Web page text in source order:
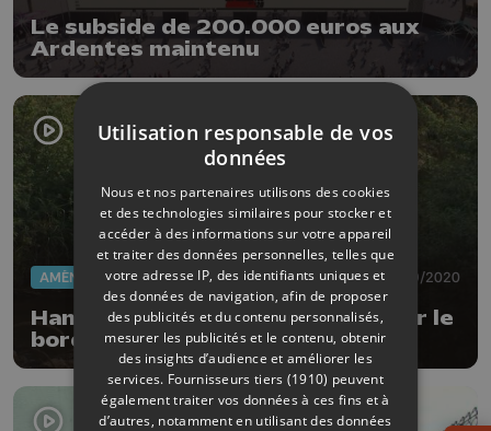
Le subside de 200.000 euros aux
Ardentes maintenu
AMÉNAGEMENT DU TERRITOIRE 24/09/2020
Hannut veut restaurer la flore sur le
bord de la Mehaigne
Utilisation responsable de vos
données
Nous et nos partenaires utilisons des cookies
et des technologies similaires pour stocker et
accéder à des informations sur votre appareil
et traiter des données personnelles, telles que
votre adresse IP, des identifiants uniques et
des données de navigation, afin de proposer
des publicités et du contenu personnalisés,
mesurer les publicités et le contenu, obtenir
des insights d’audience et améliorer les
services. Fournisseurs tiers (1910) peuvent
également traiter vos données à ces fins et à
d’autres, notamment en utilisant des données